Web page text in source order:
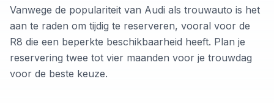
Vanwege de populariteit van Audi als trouwauto is het
aan te raden om tijdig te reserveren, vooral voor de
R8 die een beperkte beschikbaarheid heeft. Plan je
reservering twee tot vier maanden voor je trouwdag
voor de beste keuze.